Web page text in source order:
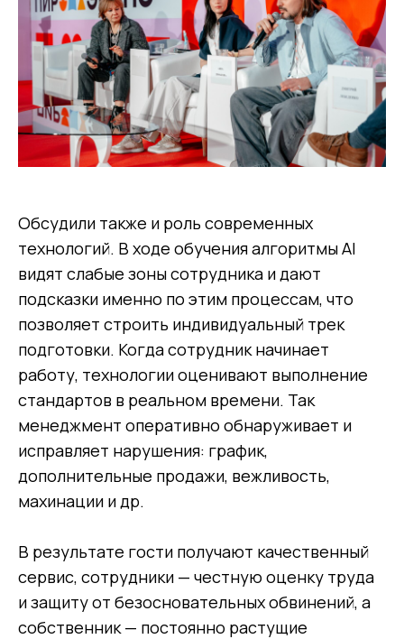
Обсудили также и роль современных
технологий. В ходе обучения алгоритмы AI
видят слабые зоны сотрудника и дают
подсказки именно по этим процессам, что
позволяет строить индивидуальный трек
подготовки. Когда сотрудник начинает
работу, технологии оценивают выполнение
стандартов в реальном времени. Так
менеджмент оперативно обнаруживает и
исправляет нарушения: график,
дополнительные продажи, вежливость,
махинации и др.
В результате гости получают качественный
сервис, сотрудники — честную оценку труда
и защиту от безосновательных обвинений, а
собственник — постоянно растущие